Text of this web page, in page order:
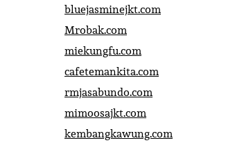
bluejasminejkt.com
Mrobak.com
miekungfu.com
cafetemankita.com
rmjasabundo.com
mimoosajkt.com
kembangkawung.com